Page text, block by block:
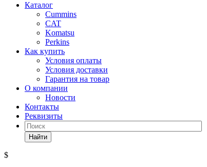
Каталог
Cummins
CAT
Komatsu
Perkins
Как купить
Условия оплаты
Условия доставки
Гарантия на товар
О компании
Новости
Контакты
Реквизиты
Найти
$